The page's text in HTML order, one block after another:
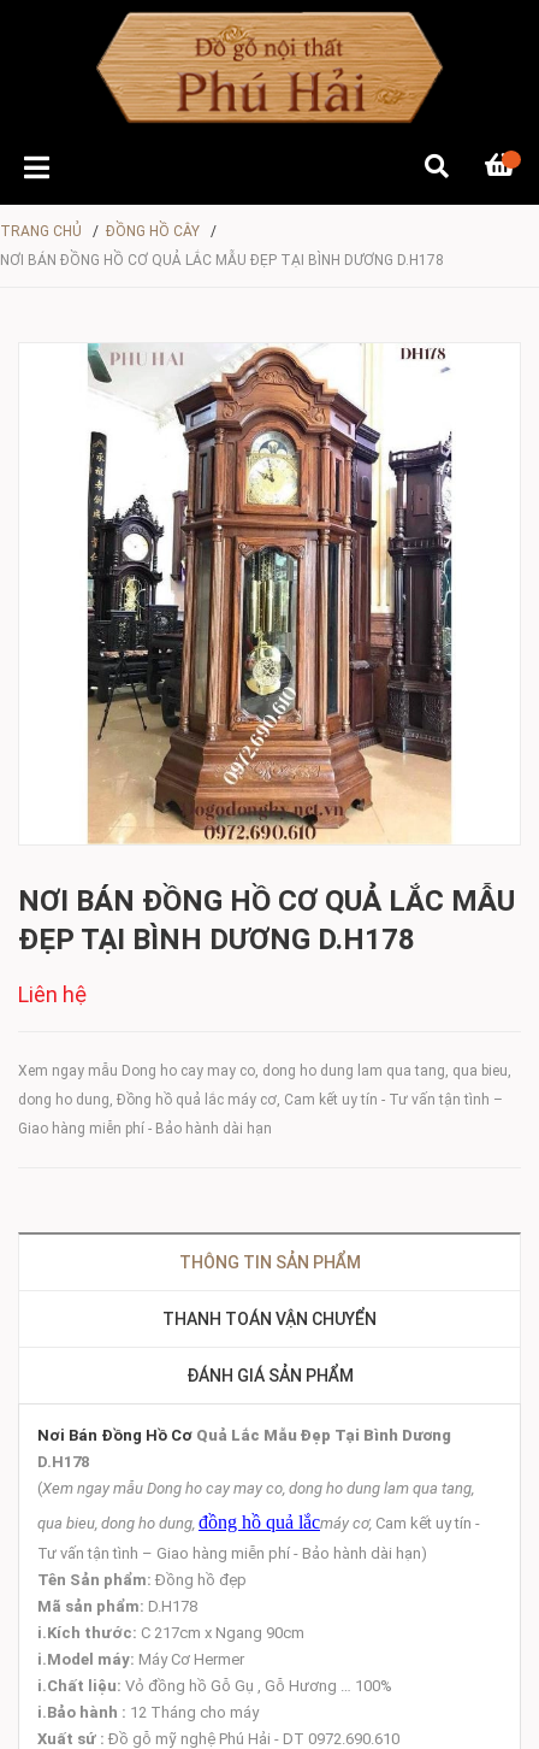
TRANG CHỦ / ĐỒNG HỒ CÂY
/
NƠI BÁN ĐỒNG HỒ CƠ QUẢ LẮC MẪU ĐẸP TẠI BÌNH DƯƠNG D.H178
NƠI BÁN ĐỒNG HỒ CƠ QUẢ LẮC MẪU
ĐẸP TẠI BÌNH DƯƠNG D.H178
Liên hệ
Xem ngay mẫu Dong ho cay may co, dong ho dung lam qua tang, qua bieu,
dong ho dung, Đồng hồ quả lắc máy cơ, Cam kết uy tín - Tư vấn tận tình –
Giao hàng miễn phí - Bảo hành dài hạn
THÔNG TIN SẢN PHẨM
THANH TOÁN VẬN CHUYỂN
ĐÁNH GIÁ SẢN PHẨM
Nơi Bán Đồng Hồ Cơ Quả Lắc Mẫu Đẹp Tại Bình Dương
D.H178
(Xem ngay mẫu Dong ho cay may co, dong ho dung lam qua tang,
qua bieu, dong ho dung, đồng hồ quả lắcmáy cơ, Cam kết uy tín -
Tư vấn tận tình – Giao hàng miễn phí - Bảo hành dài hạn)
Tên Sản phẩm: Đồng hồ đẹp
Mã sản phẩm: D.H178
i.Kích thước: C 217cm x Ngang 90cm
i.Model máy: Máy Cơ Hermer
i.Chất liệu: Vỏ đồng hồ Gỗ Gụ , Gỗ Hương … 100%
i.Bảo hành : 12 Tháng cho máy
Xuất sứ : Đồ gỗ mỹ nghệ Phú Hải - DT 0972.690.610